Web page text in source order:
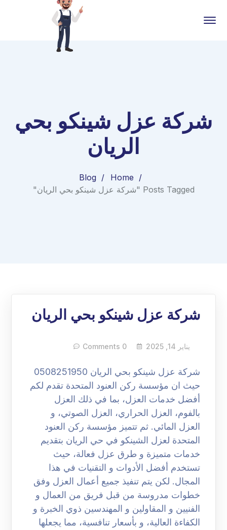
شركة عزل شينكو بحي
الريان
Home
Blog
Posts Tagged "شركة عزل شينكو بحي الريان"
شركة عزل شينكو بحي الريان
يناير 14, 2025 0 Comments
شركة عزل شينكو بحي الريان 0508251950
حيث ان مؤسسة ركن العنود المتحدة تقدم لكم
أفضل خدمات العزل، بما في ذلك العزل
بالفوم، العزل الحراري، العزل الصوتي، و
العزل المائي. ثم تتميز مؤسسة ركن العنود
المتحدة لعزل الشينكو في حي الريان بتقديم
خدمات متميزة و طرق عزل فعالة، حيث
تستخدم أفضل الأدوات و التقنيات في هذا
المجال. لكن يتم تنفيذ جميع أعمال العزل وفق
خطوات مدروسة من قبل فريق من العمال و
الفنيين و المقاولين و المهندسين ذوي الخبرة و
الكفاءة العالية، و بأسعار تنافسية، مما يجعلها